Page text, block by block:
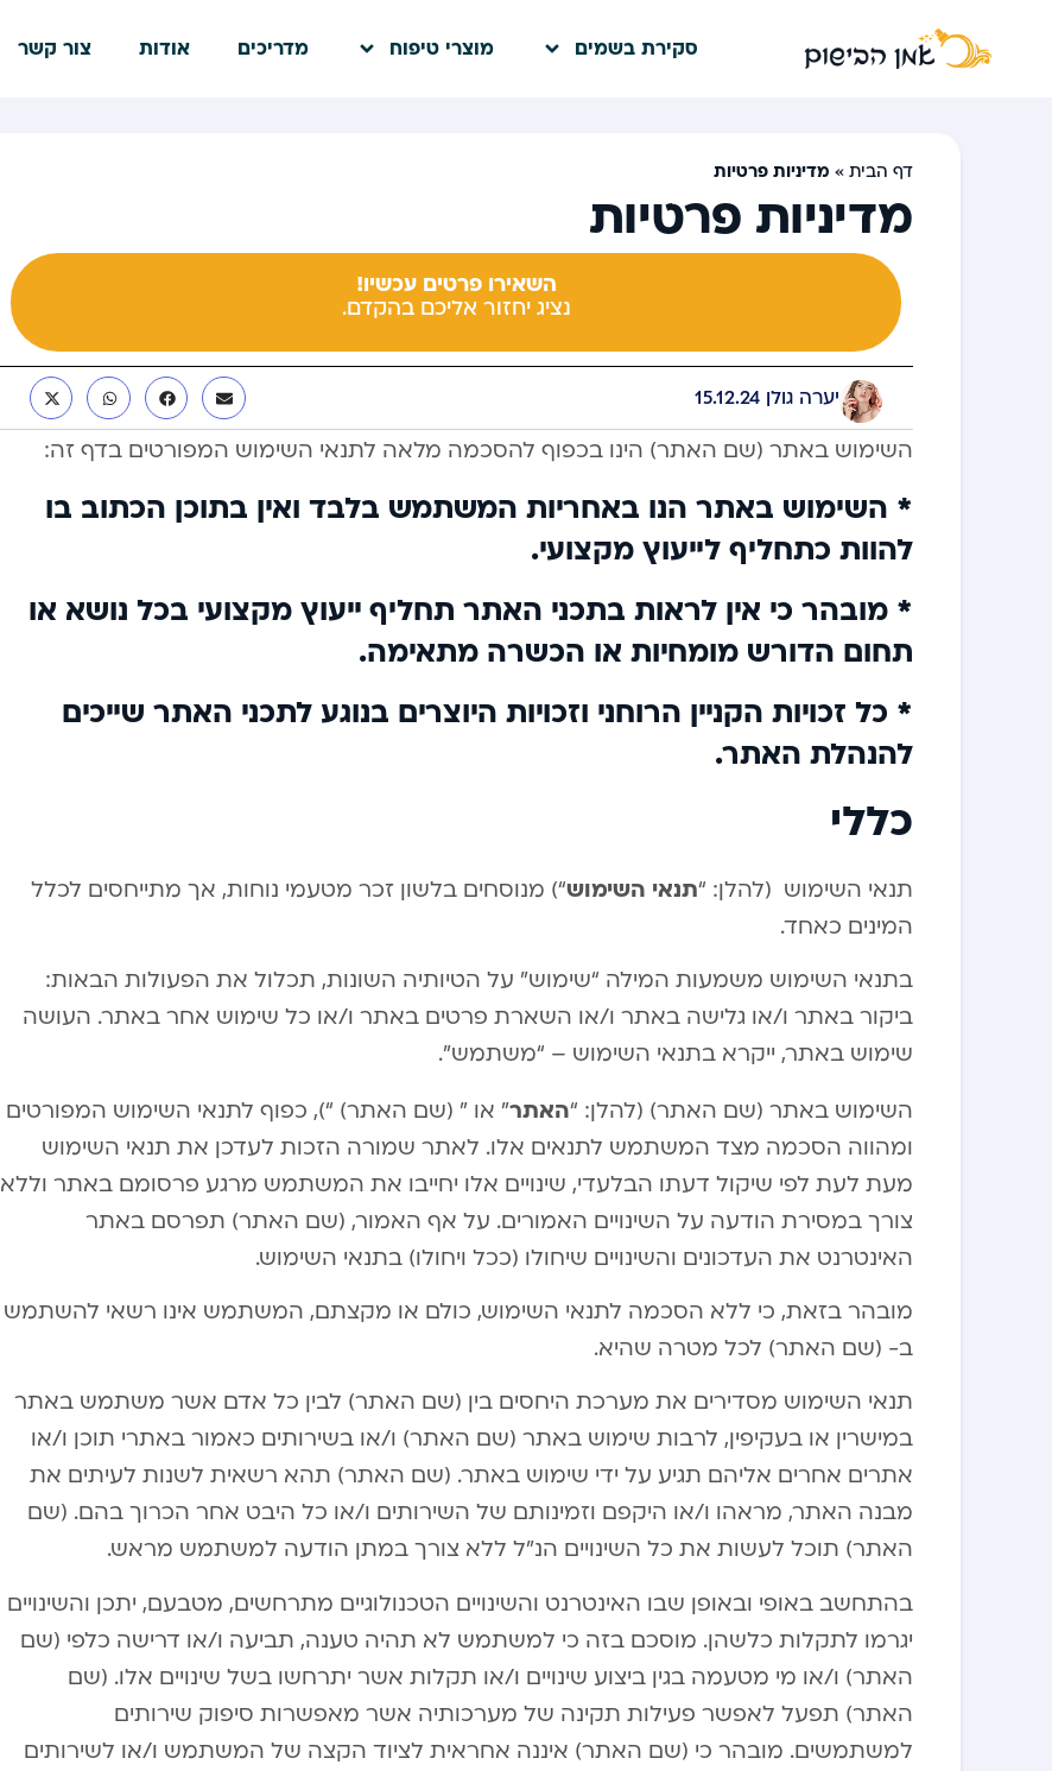
סקירת בשמים מוצרי טיפוח מדריכים אודות צור קשר
דף הבית » מדיניות פרטיות
מדיניות פרטיות
השאירו פרטים עכשיו!
נציג יחזור אליכם בהקדם.
יערה גולן 15.12.24
השימוש באתר (שם האתר) הינו בכפוף להסכמה מלאה לתנאי השימוש המפורטים בדף זה:
* השימוש באתר הנו באחריות המשתמש בלבד ואין בתוכן הכתוב בו
להוות כתחליף לייעוץ מקצועי.
* מובהר כי אין לראות בתכני האתר תחליף ייעוץ מקצועי בכל נושא או
תחום הדורש מומחיות או הכשרה מתאימה.
* כל זכויות הקניין הרוחני וזכויות היוצרים בנוגע לתכני האתר שייכים
להנהלת האתר.
כללי
תנאי השימוש (להלן: “תנאי השימוש“) מנוסחים בלשון זכר מטעמי נוחות, אך מתייחסים לכלל
המינים כאחד.
בתנאי השימוש משמעות המילה “שימוש” על הטיותיה השונות, תכלול את הפעולות הבאות:
ביקור באתר ו/או גלישה באתר ו/או השארת פרטים באתר ו/או כל שימוש אחר באתר. העושה
שימוש באתר, ייקרא בתנאי השימוש – “משתמש”.
השימוש באתר (שם האתר) (להלן: “האתר” או ” (שם האתר) “), כפוף לתנאי השימוש המפורטים
ומהווה הסכמה מצד המשתמש לתנאים אלו. לאתר שמורה הזכות לעדכן את תנאי השימוש
מעת לעת לפי שיקול דעתו הבלעדי, שינויים אלו יחייבו את המשתמש מרגע פרסומם באתר וללא
צורך במסירת הודעה על השינויים האמורים. על אף האמור, (שם האתר) תפרסם באתר
האינטרנט את העדכונים והשינויים שיחולו (ככל ויחולו) בתנאי השימוש.
מובהר בזאת, כי ללא הסכמה לתנאי השימוש, כולם או מקצתם, המשתמש אינו רשאי להשתמש
ב- (שם האתר) לכל מטרה שהיא.
תנאי השימוש מסדירים את מערכת היחסים בין (שם האתר) לבין כל אדם אשר משתמש באתר
במישרין או בעקיפין, לרבות שימוש באתר (שם האתר) ו/או בשירותים כאמור באתרי תוכן ו/או
אתרים אחרים אליהם תגיע על ידי שימוש באתר. (שם האתר) תהא רשאית לשנות לעיתים את
מבנה האתר, מראהו ו/או היקפם וזמינותם של השירותים ו/או כל היבט אחר הכרוך בהם. (שם
האתר) תוכל לעשות את כל השינויים הנ”ל ללא צורך במתן הודעה למשתמש מראש.
בהתחשב באופי ובאופן שבו האינטרנט והשינויים הטכנולוגיים מתרחשים, מטבעם, יתכן והשינויים
יגרמו לתקלות כלשהן. מוסכם בזה כי למשתמש לא תהיה טענה, תביעה ו/או דרישה כלפי (שם
האתר) ו/או מי מטעמה בגין ביצוע שינויים ו/או תקלות אשר יתרחשו בשל שינויים אלו. (שם
האתר) תפעל לאפשר פעילות תקינה של מערכותיה אשר מאפשרות סיפוק שירותים
למשתמשים. מובהר כי (שם האתר) איננה אחראית לציוד הקצה של המשתמש ו/או לשירותים